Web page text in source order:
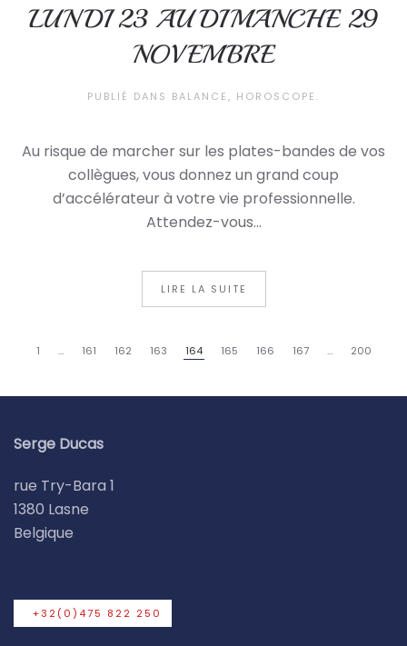
LUNDI 23 AU DIMANCHE 29
NOVEMBRE
PUBLIÉ DANS BALANCE, HOROSCOPE .
Au risque de marcher sur les plates-bandes de vos
collègues, vous donnez un grand coup
d’accélérateur à votre vie professionnelle.
Attendez-vous...
LIRE LA SUITE
1 … 161 162 163 164 165 166 167 … 200
Serge Ducas
rue Try-Bara 1
1380 Lasne
Belgique
+32(0)475 822 250